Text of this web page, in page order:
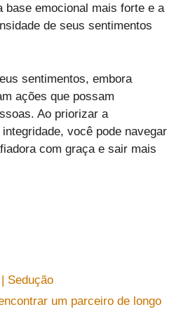
base emocional mais forte e a
de seus sentimentos
sentimentos, embora
ações que possam
Ao priorizar a
você pode navegar
com graça e sair mais
Sedução
um parceiro de longo